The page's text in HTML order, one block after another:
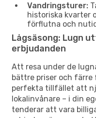
Vandringsturer:
historiska kvarter
förflutna och
Lågsäsong: Lugn
erbjudanden
Att resa under de
bättre priser och färre
perfekta tillfället att
lokalinvånare – i din
tenderar att vara